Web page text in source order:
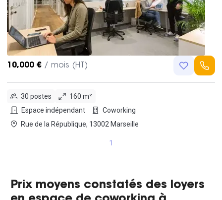
10,000 € / mois (HT)
30 postes
160 m²
Espace indépendant
Coworking
Rue de la République, 13002 Marseille
1
Prix moyens constatés des loyers